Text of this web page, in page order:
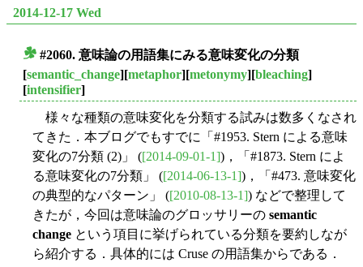
2014-12-17 Wed
#2060. 意味論の用語集にみる意味変化の分類
[semantic_change][metaphor][metonymy][bleaching]
[intensifier]
様々な種類の意味変化を分類する試みは数多くなされ
てきた．本ブログでもすでに「#1953. Stern による意味
変化の7分類 (2)」 ([2014-09-01-1])，「#1873. Stern によ
る意味変化の7分類」 ([2014-06-13-1])，「#473. 意味変化
の典型的なパターン」 ([2010-08-13-1]) などで整理して
きたが，今回は意味論のグロッサリーの semantic
change という項目に挙げられている分類を要約しなが
ら紹介する．具体的には Cruse の用語集からである．